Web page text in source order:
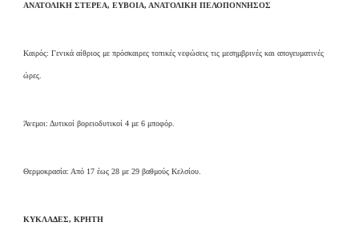
ΑΝΑΤΟΛΙΚΗ ΣΤΕΡΕΑ, ΕΥΒΟΙΑ, ΑΝΑΤΟΛΙΚΗ ΠΕΛΟΠΟΝΝΗΣΟΣ
Καιρός: Γενικά αίθριος με πρόσκαιρες τοπικές νεφώσεις τις μεσημβρινές και απογευματινές
ώρες.
Άνεμοι: Δυτικοί βορειοδυτικοί 4 με 6 μποφόρ.
Θερμοκρασία: Από 17 έως 28 με 29 βαθμούς Κελσίου.
ΚΥΚΛΑΔΕΣ, ΚΡΗΤΗ